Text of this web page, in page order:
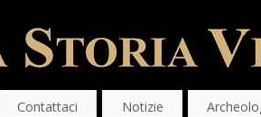
Contattaci Notizie